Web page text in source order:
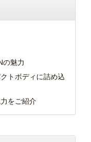
の魅力
トボディに詰め込
をご紹介